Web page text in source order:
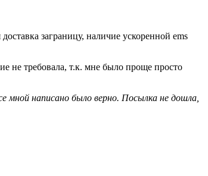
заграницу, наличие ускоренной ems
не требовала, т.к. мне было проще просто
мной написано было верно. Посылка не дошла,